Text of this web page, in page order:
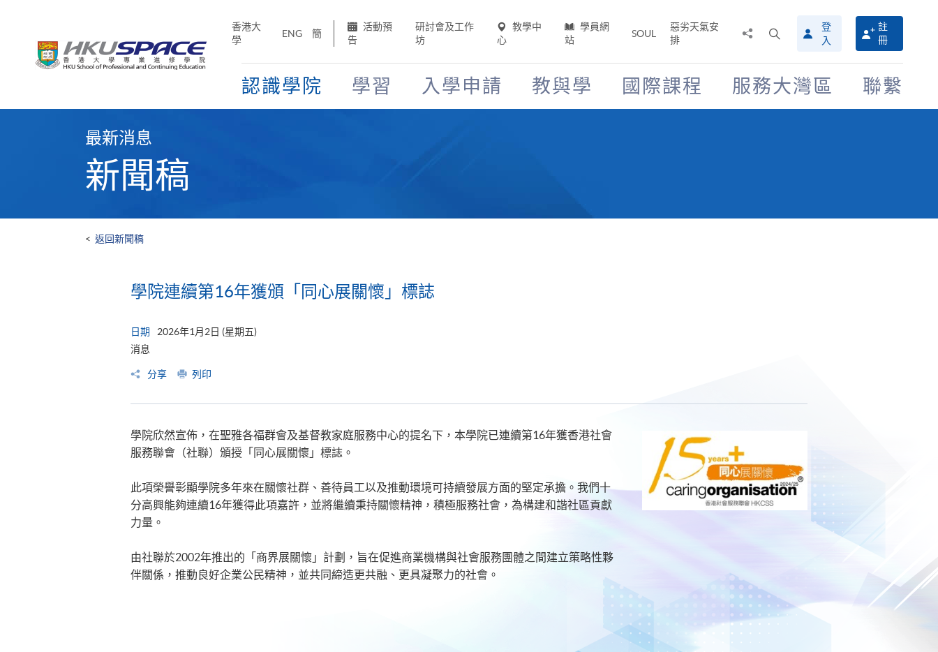
香港大
學
ENG 簡
活動預
告
研討會及工作
坊
教學中
心
學員網
站
SOUL
惡劣天氣安
排
搜
尋
介
面
登
入
註
冊
認識學院 學習 入學申請 教與學 國際課程 服務大灣區 聯繫
最新消息
新聞稿
< 返回新聞稿
學院連續第16年獲頒「同心展關懷」標誌
日期
2026年1月2日 (星期五)
消息
分享 列印
學院欣然宣佈，在聖雅各福群會及基督教家庭服務中心的提名下，本學院已連續第16年獲香港社會
服務聯會（社聯）頒授「同心展關懷」標誌。
此項榮譽彰顯學院多年來在關懷社群、善待員工以及推動環境可持續發展方面的堅定承擔。我們十
分高興能夠連續16年獲得此項嘉許，並將繼續秉持關懷精神，積極服務社會，為構建和諧社區貢獻
力量。
由社聯於2002年推出的「商界展關懷」計劃，旨在促進商業機構與社會服務團體之間建立策略性夥
伴關係，推動良好企業公民精神，並共同締造更共融、更具凝聚力的社會。